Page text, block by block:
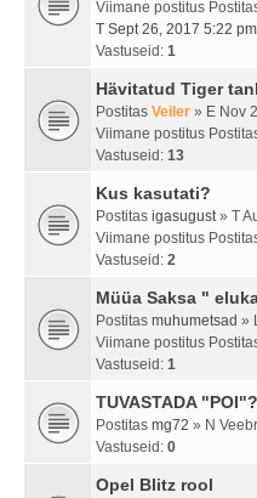
Viimane postitus
T Sept 26, 2017 5:22 pm
Vastuseid: 1
Hävitatud Tiger
Postitas Veiler » E Nov
Viimane postitus
Vastuseid: 13
Kus kasutati?
Postitas igasugust» T
Viimane postitus
Vastuseid: 2
Müüa Saksa "
Postitas muhumetsad »
Viimane postitus
Vastuseid: 1
TUVASTADA "POI"?
Postitas mg72 » N
Vastuseid: 0
Opel Blitz rool